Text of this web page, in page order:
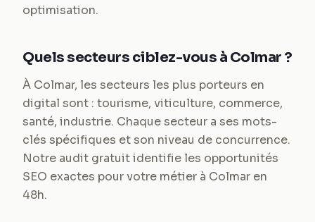
optimisation.
Quels secteurs ciblez-vous à Colmar ?
À Colmar, les secteurs les plus porteurs en
digital sont : tourisme, viticulture, commerce,
santé, industrie. Chaque secteur a ses mots-
clés spécifiques et son niveau de concurrence.
Notre audit gratuit identifie les opportunités
SEO exactes pour votre métier à Colmar en
48h.